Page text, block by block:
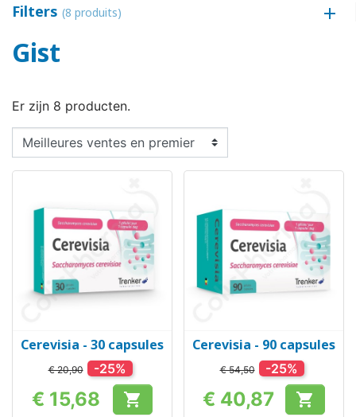
Filters (8 produits)
Gist
Er zijn 8 producten.
Cerevisia - 30 capsules
€ 20,90 -25%
Prijs
€ 15,68 
Cerevisia - 90 capsules
€ 54,50 -25%
Prijs
€ 40,87 